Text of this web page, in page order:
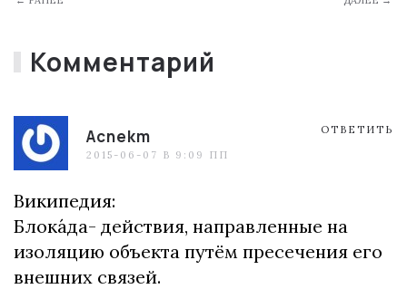
Комментарий
Acnekm
2015-06-07 В 9:09 ПП
ОТВЕТИТЬ
Википедия:
Блока́да- действия, направленные на
изоляцию объекта путём пресечения его
внешних связей.